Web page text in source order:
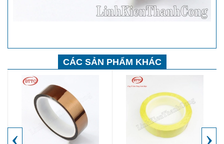
CÁC SẢN PHẨM KHÁC
‹ ›